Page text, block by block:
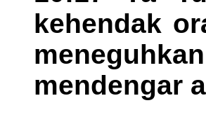
kehendak
mendengar